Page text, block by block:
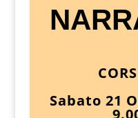
Sabato 21